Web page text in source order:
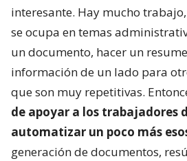
interesante. Hay mucho
se ocupa en temas
un documento, hacer un
información de un lado para
que son muy repetitivas.
de apoyar a los trabajadores
automatizar un poco más
generación de documentos,